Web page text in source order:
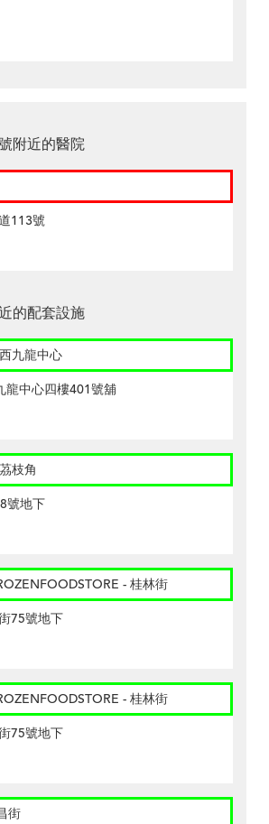
附近的醫院
113號
的配套設施
九龍中心
龍中心四樓401號舖
枝角
號地下
- 桂林街
75號地下
- 桂林街
75號地下
街